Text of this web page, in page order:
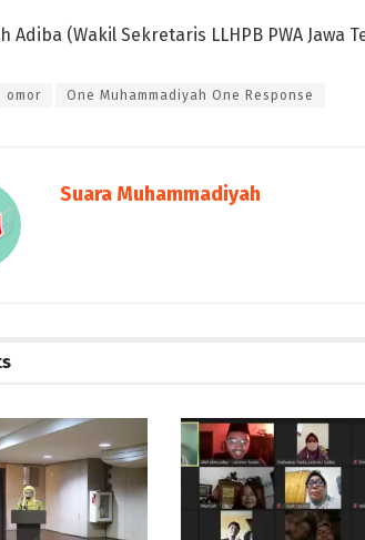
Adiba (Wakil Sekretaris LLHPB PWA Jawa
omor One Muhammadiyah One Response
Suara Muhammadiyah